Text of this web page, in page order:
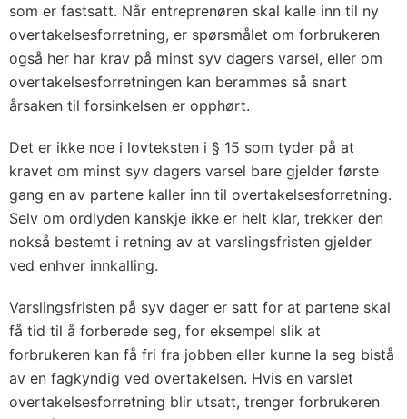
som er fastsatt. Når entreprenøren skal kalle inn til ny
overtakelsesforretning, er spørsmålet om forbrukeren
også her har krav på minst syv dagers varsel, eller om
overtakelsesforretningen kan berammes så snart
årsaken til forsinkelsen er opphørt.
Det er ikke noe i lovteksten i § 15 som tyder på at
kravet om minst syv dagers varsel bare gjelder første
gang en av partene kaller inn til overtakelsesforretning.
Selv om ordlyden kanskje ikke er helt klar, trekker den
nokså bestemt i retning av at varslingsfristen gjelder
ved enhver innkalling.
Varslingsfristen på syv dager er satt for at partene skal
få tid til å forberede seg, for eksempel slik at
forbrukeren kan få fri fra jobben eller kunne la seg bistå
av en fagkyndig ved overtakelsen. Hvis en varslet
overtakelsesforretning blir utsatt, trenger forbrukeren